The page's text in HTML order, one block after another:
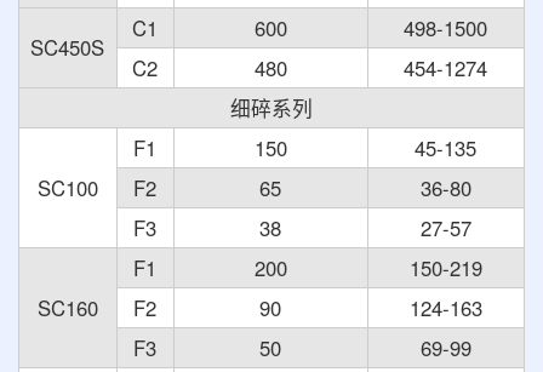
SC450S
C1 600
498-1500
C2
480
454-1274
细碎系列
SC100
F1 150
45-135
F2
65
36-80
F3
38 27-57
SC160
F1 200
150-219
F2
90
124-163
F3
50 69-99